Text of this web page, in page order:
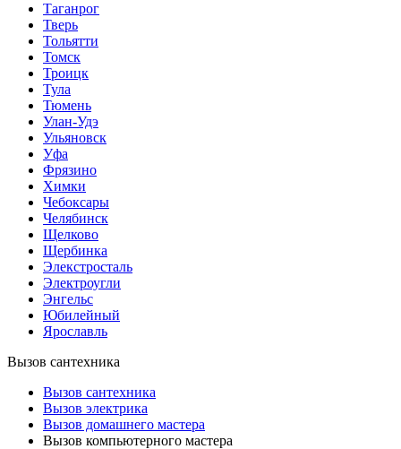
Таганрог
Тверь
Тольятти
Томск
Троицк
Тула
Тюмень
Улан-Удэ
Ульяновск
Уфа
Фрязино
Химки
Чебоксары
Челябинск
Щелково
Щербинка
Элекстросталь
Электроугли
Энгельс
Юбилейный
Ярославль
Вызов сантехника
Вызов сантехника
Вызов электрика
Вызов домашнего мастера
Вызов компьютерного мастера